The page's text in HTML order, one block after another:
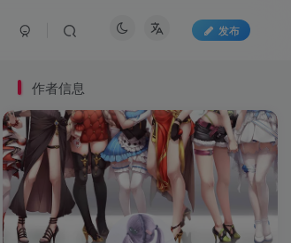
发布
作者信息